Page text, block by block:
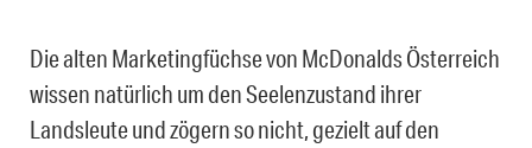
Die alten Marketingfüchse von McDonalds Österreich
wissen natürlich um den Seelenzustand ihrer
Landsleute und zögern so nicht, gezielt auf den